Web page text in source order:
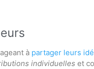
à partager leurs
individuelles et